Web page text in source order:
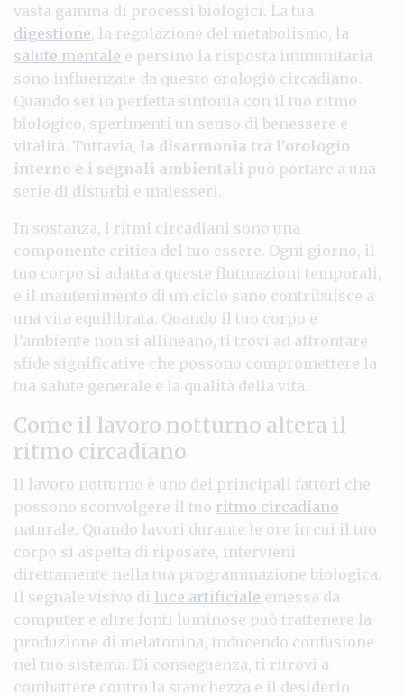
vasta gamma di processi biologici. La tua
digestione, la regolazione del metabolismo, la
salute mentale e persino la risposta immunitaria
sono influenzate da questo orologio circadiano.
Quando sei in perfetta sintonia con il tuo ritmo
biologico, sperimenti un senso di benessere e
vitalità. Tuttavia, la disarmonia tra l’orologio
interno e i segnali ambientali può portare a una
serie di disturbi e malesseri.
In sostanza, i ritmi circadiani sono una
componente critica del tuo essere. Ogni giorno, il
tuo corpo si adatta a queste fluttuazioni temporali,
e il mantenimento di un ciclo sano contribuisce a
una vita equilibrata. Quando il tuo corpo e
l’ambiente non si allineano, ti trovi ad affrontare
sfide significative che possono compromettere la
tua salute generale e la qualità della vita.
Come il lavoro notturno altera il
ritmo circadiano
Il lavoro notturno è uno dei principali fattori che
possono sconvolgere il tuo ritmo circadiano
naturale. Quando lavori durante le ore in cui il tuo
corpo si aspetta di riposare, intervieni
direttamente nella tua programmazione biologica.
Il segnale visivo di luce artificiale emessa da
computer e altre fonti luminose può trattenere la
produzione di melatonina, inducendo confusione
nel tuo sistema. Di conseguenza, ti ritrovi a
combattere contro la stanchezza e il desiderio